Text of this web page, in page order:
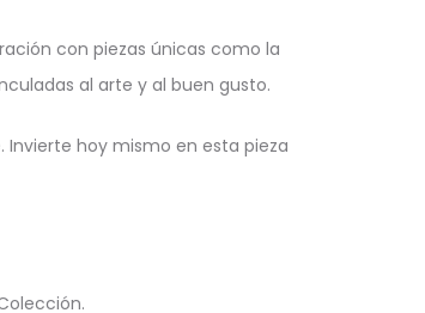
con piezas únicas como la
al arte y al buen gusto.
hoy mismo en esta pieza